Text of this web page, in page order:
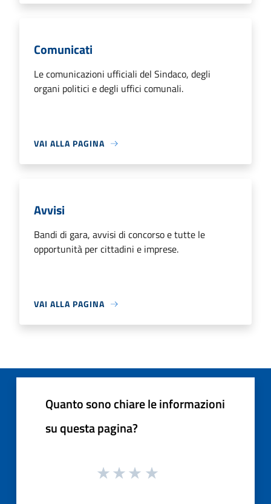
Comunicati
Le comunicazioni ufficiali del Sindaco, degli
organi politici e degli uffici comunali.
VAI ALLA PAGINA
Avvisi
Bandi di gara, avvisi di concorso e tutte le
opportunità per cittadini e imprese.
VAI ALLA PAGINA
Quanto sono chiare le informazioni
su questa pagina?